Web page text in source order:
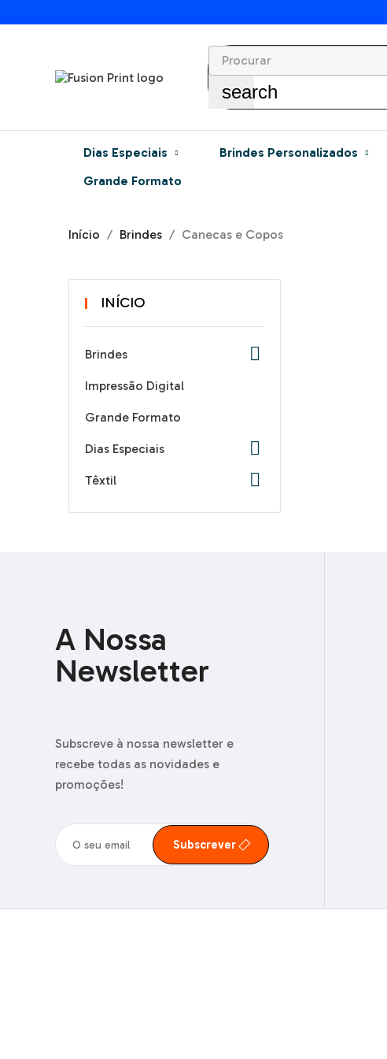
search
Dias Especiais Brindes Personalizados
Grande Formato
Início Brindes Canecas e Copos
INÍCIO
Brindes 
Impressão Digital
Grande Formato
Dias Especiais 
Têxtil 
A Nossa
Newsletter
Subscreve à nossa newsletter e
recebe todas as novidades e
promoções!
Subscrever